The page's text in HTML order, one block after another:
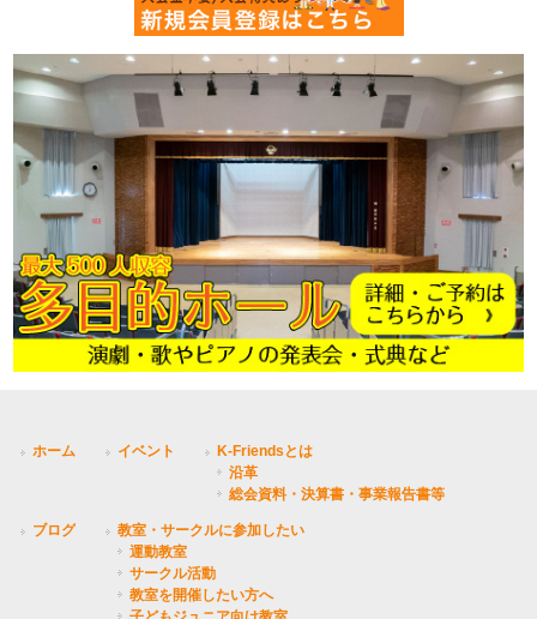
ホーム イベント
K-Friendsとは
沿革
総会資料・決算書・事業報告書等
ブログ
教室・サークルに参加したい
運動教室
サークル活動
教室を開催したい方へ